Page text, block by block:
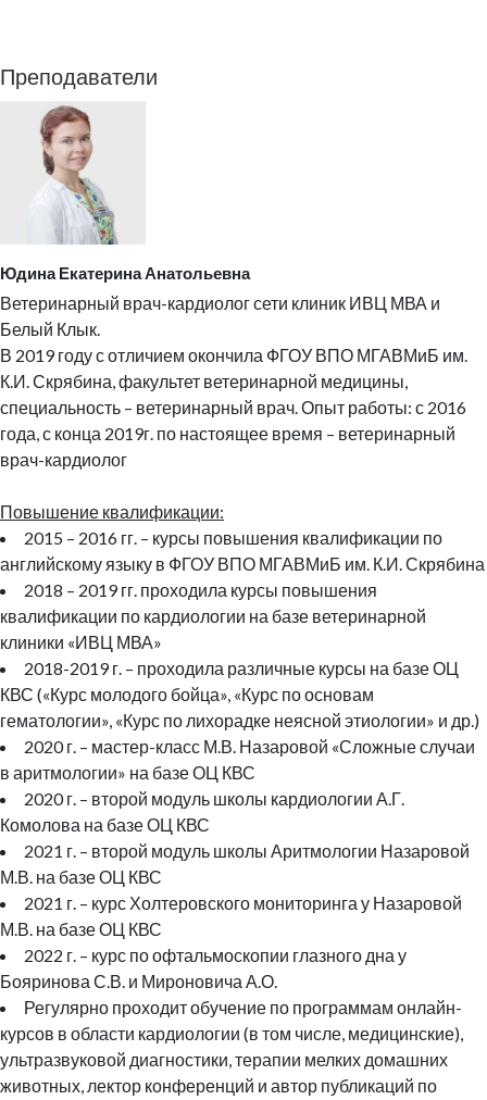
Преподаватели
Юдина Екатерина Анатольевна
Ветеринарный врач-кардиолог сети клиник ИВЦ МВА и
Белый Клык.
В 2019 году с отличием окончила ФГОУ ВПО МГАВМиБ им.
К.И. Скрябина, факультет ветеринарной медицины,
специальность – ветеринарный врач. Опыт работы: с 2016
года, с конца 2019г. по настоящее время – ветеринарный
врач-кардиолог
Повышение квалификации:
2015 – 2016 гг. – курсы повышения квалификации по
английскому языку в ФГОУ ВПО МГАВМиБ им. К.И. Скрябина
2018 – 2019 гг. проходила курсы повышения
квалификации по кардиологии на базе ветеринарной
клиники «ИВЦ МВА»
2018-2019 г. – проходила различные курсы на базе ОЦ
КВС («Курс молодого бойца», «Курс по основам
гематологии», «Курс по лихорадке неясной этиологии» и др.)
2020 г. – мастер-класс М.В. Назаровой «Сложные случаи
в аритмологии» на базе ОЦ КВС
2020 г. – второй модуль школы кардиологии А.Г.
Комолова на базе ОЦ КВС
2021 г. – второй модуль школы Аритмологии Назаровой
М.В. на базе ОЦ КВС
2021 г. – курс Холтеровского мониторинга у Назаровой
М.В. на базе ОЦ КВС
2022 г. – курс по офтальмоскопии глазного дна у
Бояринова С.В. и Мироновича А.О.
Регулярно проходит обучение по программам онлайн-
курсов в области кардиологии (в том числе, медицинские),
ультразвуковой диагностики, терапии мелких домашних
животных, лектор конференций и автор публикаций по